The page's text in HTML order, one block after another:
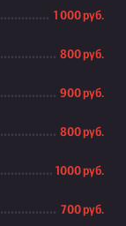
1 000 руб.
800 руб.
900 руб.
800 руб.
1000 руб.
700 руб.